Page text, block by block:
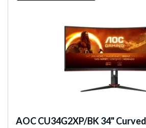
AOCCU34G2XP/BK 34"